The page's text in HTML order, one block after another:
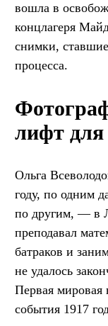
вошла в
концлагеря
снимки,
процесса.
лифт
Ольга
году, по одним
по другим, — в
преподавал
батраков и
не удалось
Первая мировая
события 1917